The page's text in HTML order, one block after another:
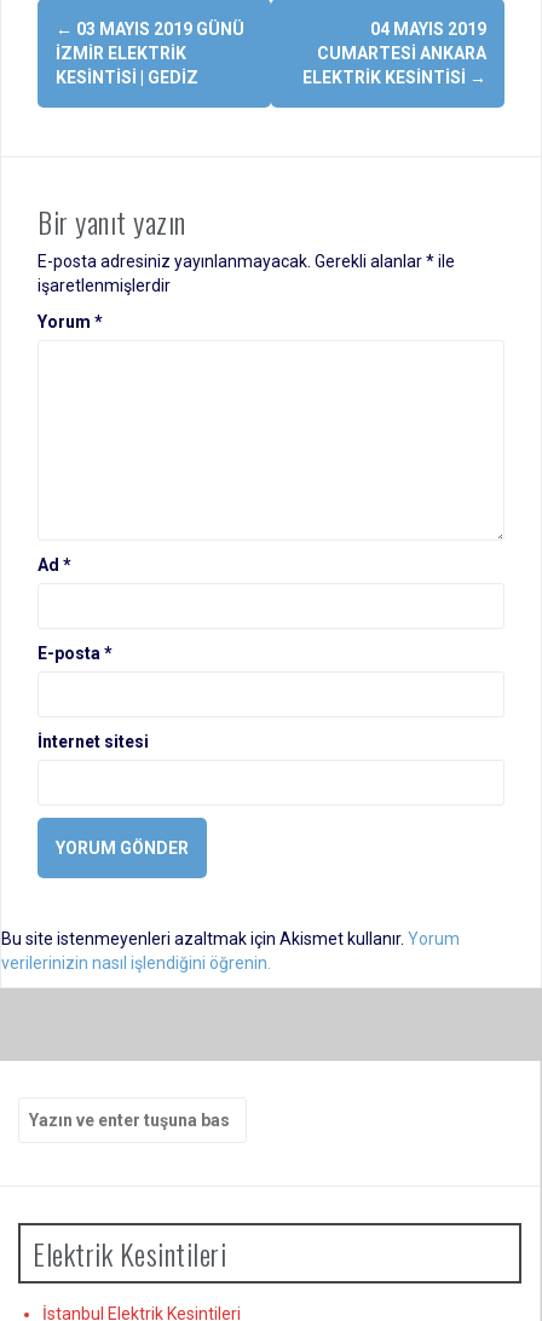
Yazı
dolaşımı
← 03 MAYIS 2019 GÜNÜ
İZMIR ELEKTRIK
KESINTISI | GEDIZ
04 MAYIS 2019
CUMARTESI ANKARA
ELEKTRIK KESINTISI →
Bir yanıt yazın
E-posta adresiniz yayınlanmayacak. Gerekli alanlar*ile
işaretlenmişlerdir
Yorum *
Ad *
E-posta *
İnternet sitesi
Bu site istenmeyenleri azaltmak için Akismet kullanır. Yorum
verilerinizin nasıl işlendiğini öğrenin.
yap:
Elektrik Kesintileri
İstanbul Elektrik Kesintileri